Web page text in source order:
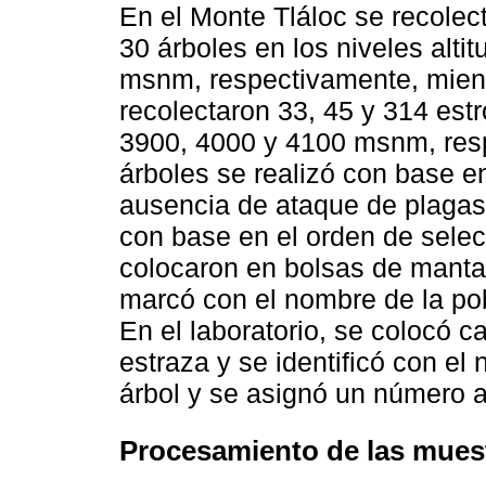
En el Monte Tláloc se
30 árboles en los niveles
msnm, respectivamente,
recolectaron 33, 45 y 314
3900, 4000 y 4100 msnm,
árboles se realizó con base
ausencia de ataque de
con base en el orden de
colocaron en bolsas de
marcó con el nombre de la
En el laboratorio, se colocó
estraza y se identificó con el
árbol y se asignó un número
Procesamiento de las